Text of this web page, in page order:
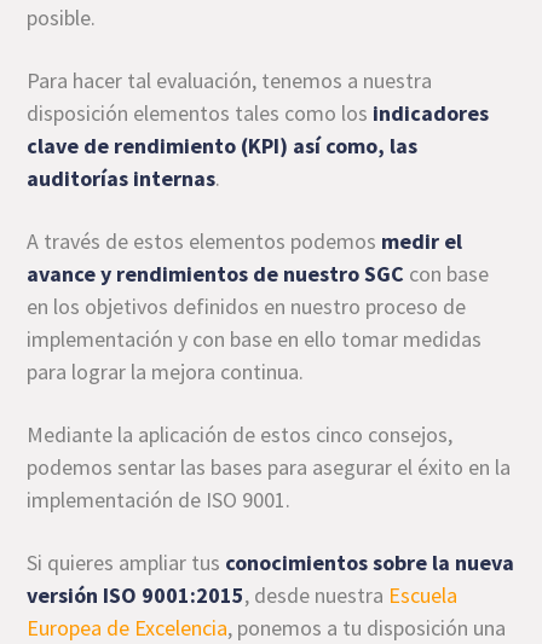
posible.
Para hacer tal evaluación, tenemos a nuestra
disposición elementos tales como los indicadores
clave de rendimiento (KPI) así como, las
auditorías internas.
A través de estos elementos podemos medir el
avance y rendimientos de nuestro SGC con base
en los objetivos definidos en nuestro proceso de
implementación y con base en ello tomar medidas
para lograr la mejora continua.
Mediante la aplicación de estos cinco consejos,
podemos sentar las bases para asegurar el éxito en la
implementación de ISO 9001.
Si quieres ampliar tus conocimientos sobre la nueva
versión ISO 9001:2015, desde nuestra Escuela
Europea de Excelencia, ponemos a tu disposición una